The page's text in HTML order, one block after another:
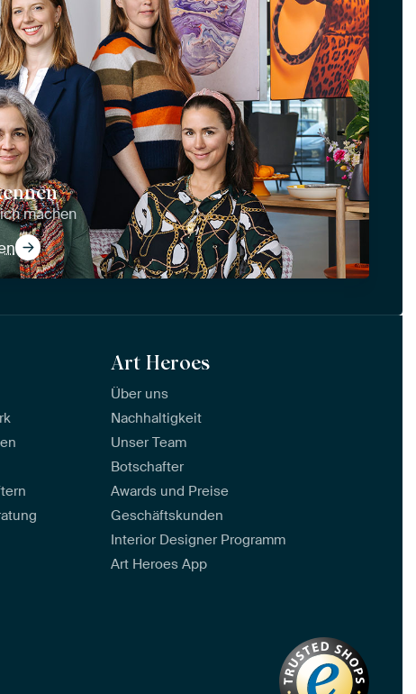
machen
Art Heroes
Über uns
Nachhaltigkeit
Unser Team
Botschafter
Awards und Preise
Geschäftskunden
Interior Designer Programm
Art Heroes App